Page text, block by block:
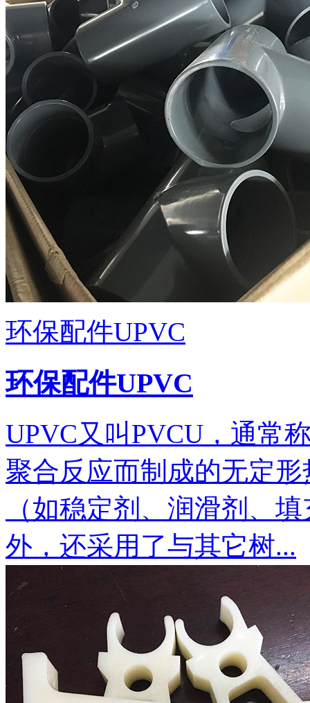
环保配件UPVC
环保配件UPVC
UPVC又叫PVCU，通常
聚合反应而制成的无定
（如稳定剂、润滑剂、
外，还采用了与其它树...